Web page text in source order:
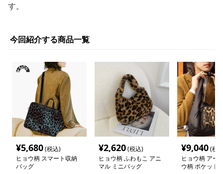
す。
今回紹介する商品一覧
¥5,680(税込)
ヒョウ柄 スマート収納
バッグ
¥2,620(税込)
ヒョウ柄 ふわもこ アニ
マル ミニバッグ
¥9,040(税
ヒョウ柄 アー
ウ柄 ポケット